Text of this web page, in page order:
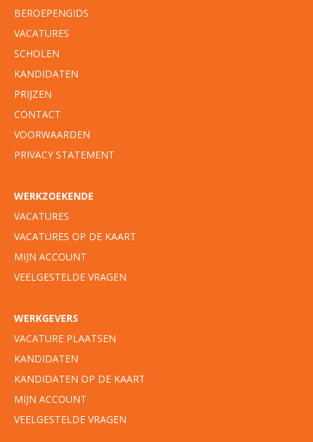
BEROEPENGIDS
VACATURES
SCHOLEN
KANDIDATEN
PRIJZEN
CONTACT
VOORWAARDEN
PRIVACY STATEMENT
WERKZOEKENDE
VACATURES
VACATURES OP DE KAART
MIJN ACCOUNT
VEELGESTELDE VRAGEN
WERKGEVERS
VACATURE PLAATSEN
KANDIDATEN
KANDIDATEN OP DE KAART
MIJN ACCOUNT
VEELGESTELDE VRAGEN